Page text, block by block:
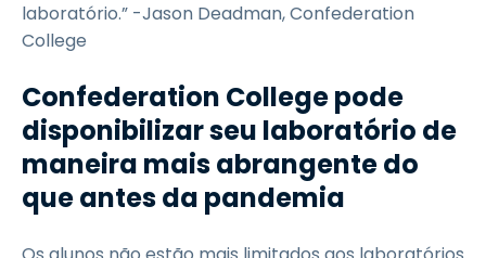
laboratório.” -Jason Deadman, Confederation
College
Confederation College pode
disponibilizar seu laboratório de
maneira mais abrangente do
que antes da pandemia